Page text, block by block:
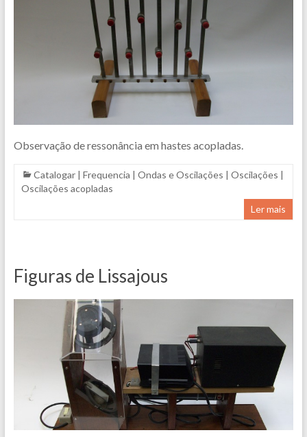
Observação de ressonância em hastes acopladas.
Catalogar| Frequencia | Ondas e Oscilações | Oscilações |
Oscilações acopladas
Ler mais
Figuras de Lissajous